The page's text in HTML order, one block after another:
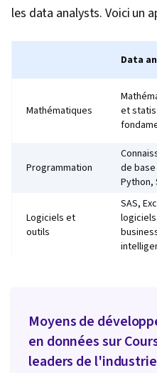
numérique,
Seaborn,
des données,
technologie
données
d'entretien,
Rédaction,
Gestion de
Expression
Scripting,
données
les data analysts. Voici un
Data
Mathématiques
et
Programmation
de base
Python,
Logiciels et
outils
SAS,
Moyens de
en données sur
leaders de